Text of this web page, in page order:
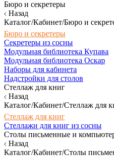
Бюро и секретеры
Назад
Каталог/Кабинет/Бюро и
Бюро и секретеры
Секретеры из сосны
Модульная библиотека Купава
Модульная библиотека Оскар
Наборы для кабинета
Надстройки для столов
Стеллаж для книг
Назад
Каталог/Кабинет/Стеллаж для
Стеллаж для книг
Стеллажи для книг из сосны
Столы письменные и
Назад
Каталог/Кабинет/Столы